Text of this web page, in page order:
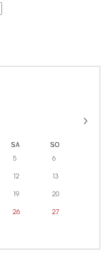
SA SO
5 6
12 13
19 20
26 27